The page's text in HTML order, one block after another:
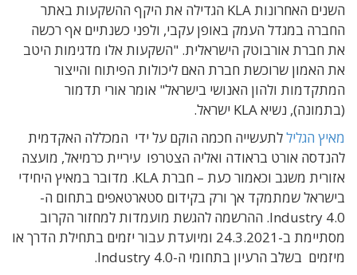
השנים האחרונות KLA הגדילה את היקף ההשקעות באתר
החברה במגדל העמק באופן עקבי, ולפני כשנתיים אף רכשה
את חברת אורבוטק הישראלית. "השקעות אלו מדגימות היטב
את האמון שרוכשת חברת האם ליכולות הפיתוח והייצור
המתקדמות ולהון האנושי בישראל" אומר אורי תדמור
(בתמונה), נשיא KLA ישראל.
מאיץ הגליללתעשייה חכמה הוקם על ידי המכללה האקדמית
להנדסה אורט בראודה ואליה הצטרפו עיריית כרמיאל, מועצה
אזורית משגב וכאמור כעת – חברת KLA. מדובר במאיץ היחידי
בישראל שמתמקד אך ורק בקידום סטארטאפים בתחום ה-
Industry 4.0. ההרשמה להגשת מועמדות למחזור הקרוב
מסתיימת ב-24.3.2021 ומיועדת עבור יזמים בתחילת הדרך או
מיזמים בשלב הרעיון בתחומי ה-Industry 4.0.